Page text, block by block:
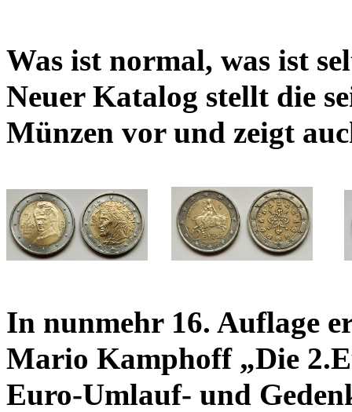
Was ist normal, was ist
Neuer Katalog stellt die
Münzen vor und zeigt
In nunmehr 16. Auflage
Mario Kamphoff „Die
Euro-Umlauf- und